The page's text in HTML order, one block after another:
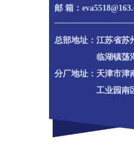
邮 箱：
总部地址： 江苏省苏
临湖镇荡
分厂地址： 天津市津
工业园南